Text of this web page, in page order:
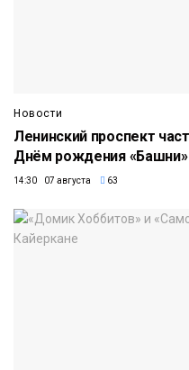
Новости
Ленинский проспект
Днём рождения «Башни»
14:30 07 августа 63